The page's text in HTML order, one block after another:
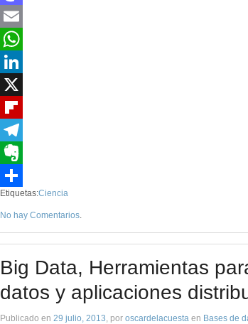
Mastodon
Email
WhatsApp
LinkedIn
Flipboard
Telegram
Evernote
Compartir
Etiquetas:Ciencia
No hay Comentarios.
Big Data, Herramientas
datos y aplicaciones
Publicado en 29 julio, 2013, por oscardelacuesta en Bases de